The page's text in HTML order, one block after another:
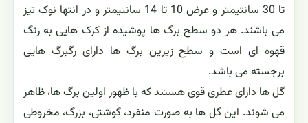
تا 30 سانتیمتر و عرض 10 تا 14 سانتیمتر و در انتها نوک تیز
می باشند. هر دو سطح برگ ها پوشیده از کرک هایی به رنگ
قهوه ای است و سطح زیرین برگ ها دارای رگبرگ هایی
برجسته می باشد.
گل ها دارای عطری قوی هستند که با ظهور اولین برگ ها، ظاهر
می شوند. این گل ها به صورت منفرد، گوشتی، بزرگ، مخروطی